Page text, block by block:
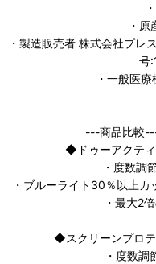
・
・製造販売者 株式会社プレ
号
・一般医
---商品比
◆ドゥーアクテ
・度数調
・ブルーライト30％以上カ
・最大2
◆スクリーンプロ
・度数